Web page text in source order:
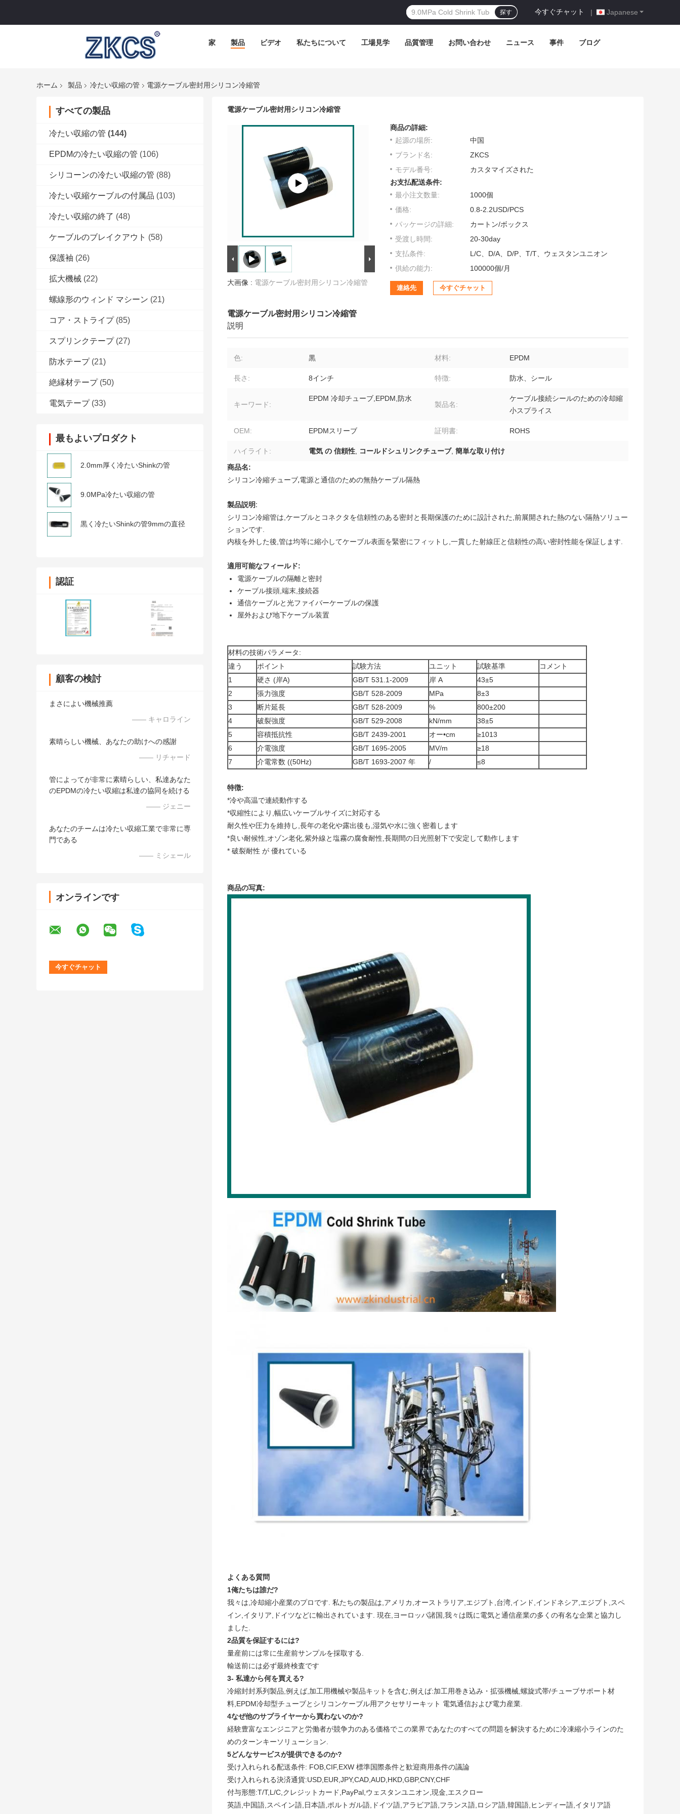
Japanese
今すぐチャット |
探す
家 製品 ビデオ 私たちについて 工場見学 品質管理 お問い合わせ ニュース 事件 ブログ
ホーム 製品 冷たい収縮の管 電源ケーブル密封用シリコン冷縮管
すべての製品
冷たい収縮の管 (144)
EPDMの冷たい収縮の管 (106)
シリコーンの冷たい収縮の管 (88)
冷たい収縮ケーブルの付属品 (103)
冷たい収縮の終了 (48)
ケーブルのブレイクアウト (58)
保護袖 (26)
拡大機械 (22)
螺線形のウィンド マシーン (21)
コア・ストライプ (85)
スプリンクテープ (27)
防水テープ (21)
絶縁材テープ (50)
電気テープ (33)
最もよいプロダクト
2.0mm厚く冷たいShinkの管
9.0MPa冷たい収縮の管
黒く冷たいShinkの管9mmの直径
認証
顧客の検討
まさによい機械推薦
—— キャロライン
素晴らしい機械、あなたの助けへの感謝
—— リチャード
管によってが非常に素晴らしい、私達あなた
のEPDMの冷たい収縮は私達の協同を続ける
—— ジェニー
あなたのチームは冷たい収縮工業で非常に専
門である
—— ミシェール
オンラインです
電源ケーブル密封用シリコン冷縮管
大画像 : 電源ケーブル密封用シリコン冷縮管
商品の詳細:
起源の場所:
中国
ブランド名:
ZKCS
モデル番号:
カスタマイズされた
お支払配送条件:
最小注文数量:
1000個
価格:
0.8-2.2USD/PCS
パッケージの詳細:
カートン/ボックス
受渡し時間:
20-30day
支払条件:
L/C、D/A、D/P、T/T、ウェスタンユニオン
供給の能力:
100000個/月
連絡先 今すぐチャット
電源ケーブル密封用シリコン冷縮管
説明
色: 黒 材料: EPDM
長さ: 8インチ 特徴: 防水、シール
キーワード:
EPDM 冷却チューブ,EPDM,防水
製品名:
ケーブル接続シールのための冷却縮
小スプライス
OEM: EPDMスリーブ 証明書: ROHS
ハイライト: 電気 の 信頼性, コールドシュリンクチューブ, 簡単な取り付け
商品名:
シリコン冷縮チューブ,電源と通信のための無熱ケーブル隔熱
製品説明:
シリコン冷縮管は,ケーブルとコネクタを信頼性のある密封と長期保護のために設計された,前展開された熱のない隔熱ソリュー
ションです.
内核を外した後,管は均等に縮小してケーブル表面を緊密にフィットし,一貫した射線圧と信頼性の高い密封性能を保証します.
適用可能なフィールド:
電源ケーブルの隔離と密封
ケーブル接頭,端末,接続器
通信ケーブルと光ファイバーケーブルの保護
屋外および地下ケーブル装置
材料の技術パラメータ:
違う
ポイント 試験方法 ユニット 試験基準
コメント
1
硬さ (岸A) GB/T 531.1-2009 岸 A
43±5
2
張力強度 GB/T 528-2009 MPa
8±3
3
断片延長 GB/T 528-2009 %
800±200
4
破裂強度 GB/T 529-2008 kN/mm
38±5
5
容積抵抗性 GB/T 2439-2001 オー•cm
≥1013
6
介電強度 GB/T 1695-2005 MV/m
≥18
7
介電常数 ((50Hz) GB/T 1693-2007 年 / ≤8
特徴:
*冷や高温で連続動作する
*収縮性により,幅広いケーブルサイズに対応する
耐久性や圧力を維持し,長年の老化や露出後も,湿気や水に強く密着します
*良い耐候性,オゾン老化,紫外線と塩霧の腐食耐性,長期間の日光照射下で安定して動作します
* 破裂耐性 が 優れている
商品の写真:
よくある質問
1俺たちは誰だ?
我々は,冷却縮小産業のプロです. 私たちの製品は,アメリカ,オーストラリア,エジプト,台湾,インド,インドネシア,エジプト,スペ
イン,イタリア,ドイツなどに輸出されています. 現在,ヨーロッパ諸国,我々は既に電気と通信産業の多くの有名な企業と協力し
ました.
2品質を保証するには?
量産前には常に生産前サンプルを採取する.
輸送前には必ず最終検査です
3- 私達から何を買える?
冷縮封封系列製品,例えば,加工用機械や製品キットを含む,例えば:加工用巻き込み・拡張機械,螺旋式帯/チューブサポート材
料,EPDM冷却型チューブとシリコンケーブル用アクセサリーキット 電気通信および電力産業.
4なぜ他のサプライヤーから買わないのか?
経験豊富なエンジニアと労働者が競争力のある価格でこの業界であなたのすべての問題を解決するために冷凍縮小ラインのた
めのターンキーソリューション.
5どんなサービスが提供できるのか?
受け入れられる配送条件: FOB,CIF,EXW 標準国際条件と歓迎商用条件の議論
受け入れられる決済通貨:USD,EUR,JPY,CAD,AUD,HKD,GBP,CNY,CHF
付与形態:T/T,L/C,クレジットカード,PayPal,ウェスタンユニオン,現金,エスクロー
英語,中国語,スペイン語,日本語,ポルトガル語,ドイツ語,アラビア語,フランス語,ロシア語,韓国語,ヒンディー語,イタリア語